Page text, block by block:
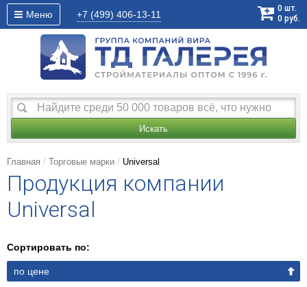
Меню +7 (499) 406-13-11
0 шт.
0 руб.
Искать
Главная Торговые марки Universal
Продукция компании
Universal
Сортировать по:
по цене